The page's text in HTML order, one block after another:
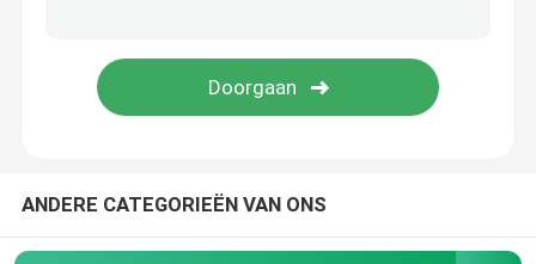
ANDERE CATEGORIEËN VAN ONS